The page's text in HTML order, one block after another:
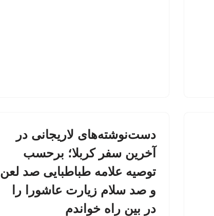
دست‌نوشته‌های لاریجانی در
آخرین سفر کربلا؛ برحسب
توصیه علامه طباطبایی صد لعن
و صد سلام زیارت عاشورا را
در بین راه خواندم